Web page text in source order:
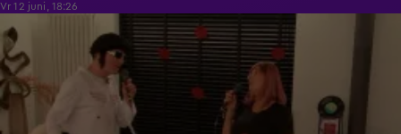
Vr 12 juni, 18:26
21:50